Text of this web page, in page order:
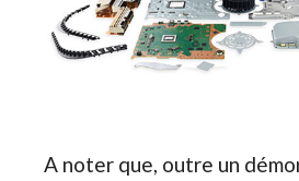
A noter que, outre un